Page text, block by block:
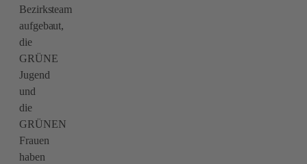
Bezirksteam
aufgebaut,
die
GRÜNE
Jugend
und
die
GRÜNEN
Frauen
haben